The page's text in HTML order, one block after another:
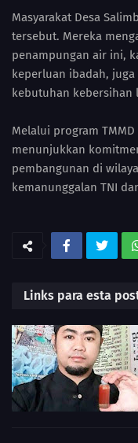
Masyarakat Desa
tersebut. Mereka
penampungan air ini,
keperluan ibadah,
kebutuhan kebersihan
Melalui program
menunjukkan
pembangunan di
kemanunggalan TNI
Links para esta